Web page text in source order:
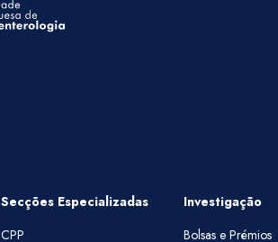
Secções Especializadas
CPP
Investigação
Bolsas e Prémios